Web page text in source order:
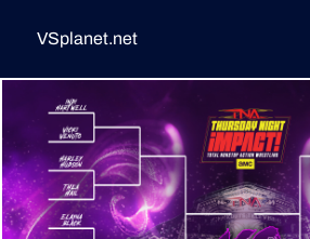
VSplanet.net